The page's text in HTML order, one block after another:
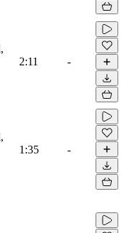
2:11 -
1:35 -